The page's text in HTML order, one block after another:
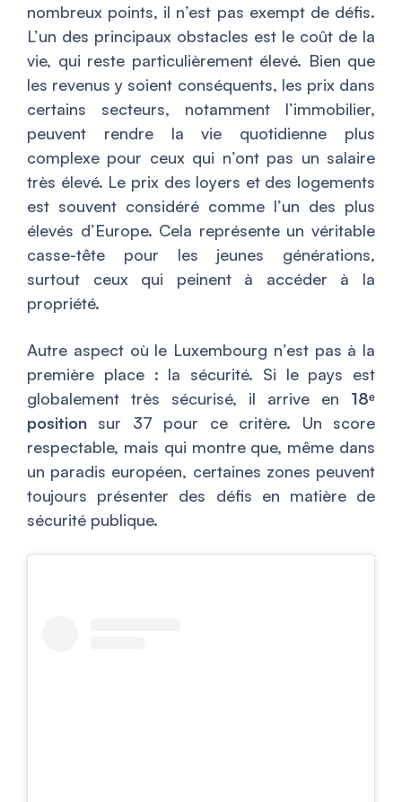
nombreux points, il n’est pas exempt de défis.
L’un des principaux obstacles est le coût de la
vie, qui reste particulièrement élevé. Bien que
les revenus y soient conséquents, les prix dans
certains secteurs, notamment l’immobilier,
peuvent rendre la vie quotidienne plus
complexe pour ceux qui n’ont pas un salaire
très élevé. Le prix des loyers et des logements
est souvent considéré comme l’un des plus
élevés d’Europe. Cela représente un véritable
casse-tête pour les jeunes générations,
surtout ceux qui peinent à accéder à la
propriété.
Autre aspect où le Luxembourg n’est pas à la
première place : la sécurité. Si le pays est
globalement très sécurisé, il arrive en 18ᵉ
position sur 37 pour ce critère. Un score
respectable, mais qui montre que, même dans
un paradis européen, certaines zones peuvent
toujours présenter des défis en matière de
sécurité publique.